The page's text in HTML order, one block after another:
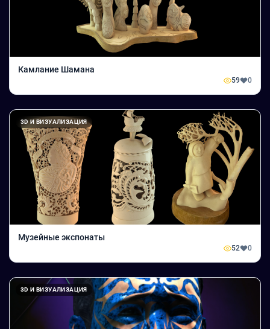
Камлание Шамана
59 0
3D И ВИЗУАЛИЗАЦИЯ
Музейные экспонаты
52 0
3D И ВИЗУАЛИЗАЦИЯ